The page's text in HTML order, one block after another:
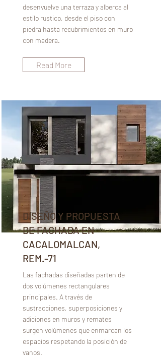
desenvuelve una terraza y alberca al
estilo rustico, desde el piso con
piedra hasta recubrimientos en muro
con madera.
Read More
DISEÑO Y PROPUESTA
DE FACHADA EN
CACALOMALCAN,
REM.-71
Las fachadas diseñadas parten de
dos volúmenes rectangulares
principales. A través de
sustracciones, superposiciones y
adiciones en muros y remates
surgen volúmenes que enmarcan los
espacios respetando la posición de
vanos.